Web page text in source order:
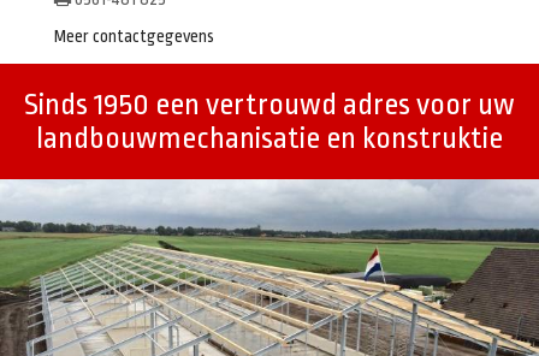
Meer contactgegevens
Sinds 1950 een vertrouwd adres voor uw
landbouwmechanisatie en konstruktie